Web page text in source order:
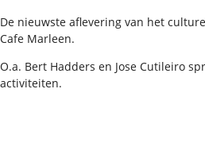
De nieuwste aflevering van het
Cafe Marleen.
O.a. Bert Hadders en Jose Cutileiro
activiteiten.